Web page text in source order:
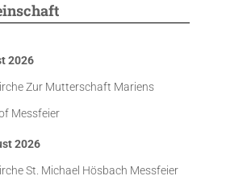
2026
Zur Mutterschaft Mariens
Messfeier
2026
St. Michael Hösbach Messfeier